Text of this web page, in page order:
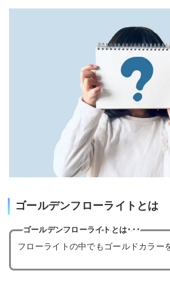
ゴールデンフローライトとは
ゴールデンフローライトとは･･･
フローライトの中でもゴールドカラー